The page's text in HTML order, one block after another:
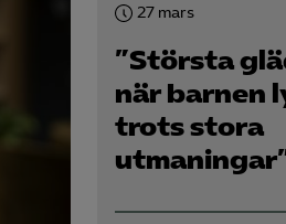
Om Almega
Bli medlem
27 mars
”Största
när barnen
trots stora